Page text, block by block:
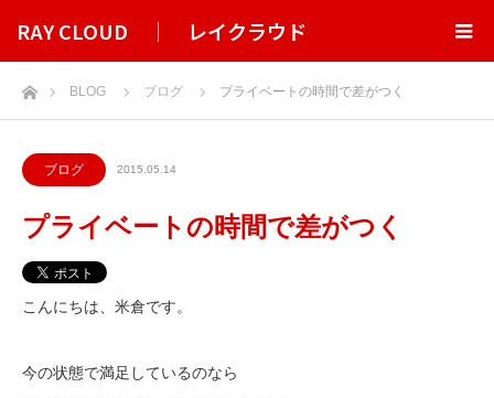
RAY CLOUD ｜ レイクラウド
ホームBLOG ブログ プライベートの時間で差がつく
ブログ 2015.05.14
プライベートの時間で差がつく
こんにちは、米倉です。
今の状態で満足しているのなら